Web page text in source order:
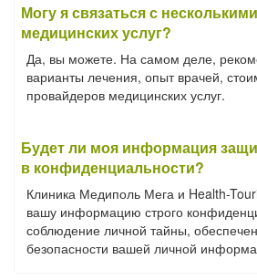
Могу я связаться с
медицинских услуг?
Да, вы можете. На самом деле,
варианты лечения, опыт врачей,
провайдеров медицинских услуг.
Будет ли моя информация
в конфиденциальности?
Клиника Медиполь Мега и Health-
вашу информацию строго
соблюдение личной тайны,
безопасности вашей личной